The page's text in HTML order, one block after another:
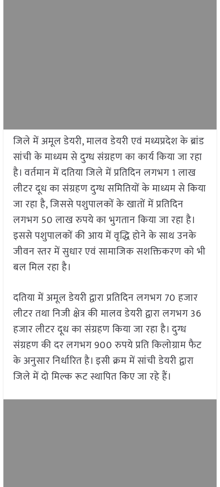
जिले में अमूल डेयरी, मालव डेयरी एवं मध्यप्रदेश के ब्रांड
सांची के माध्यम से दुग्ध संग्रहण का कार्य किया जा रहा
है। वर्तमान में दतिया जिले में प्रतिदिन लगभग 1 लाख
लीटर दूध का संग्रहण दुग्ध समितियों के माध्यम से किया
जा रहा है, जिससे पशुपालकों के खातों में प्रतिदिन
लगभग 50 लाख रुपये का भुगतान किया जा रहा है।
इससे पशुपालकों की आय में वृद्धि होने के साथ उनके
जीवन स्तर में सुधार एवं सामाजिक सशक्तिकरण को भी
बल मिल रहा है।
दतिया में अमूल डेयरी द्वारा प्रतिदिन लगभग 70 हजार
लीटर तथा निजी क्षेत्र की मालव डेयरी द्वारा लगभग 36
हजार लीटर दूध का संग्रहण किया जा रहा है। दुग्ध
संग्रहण की दर लगभग 900 रुपये प्रति किलोग्राम फैट
के अनुसार निर्धारित है। इसी क्रम में सांची डेयरी द्वारा
जिले में दो मिल्क रूट स्थापित किए जा रहे हैं।